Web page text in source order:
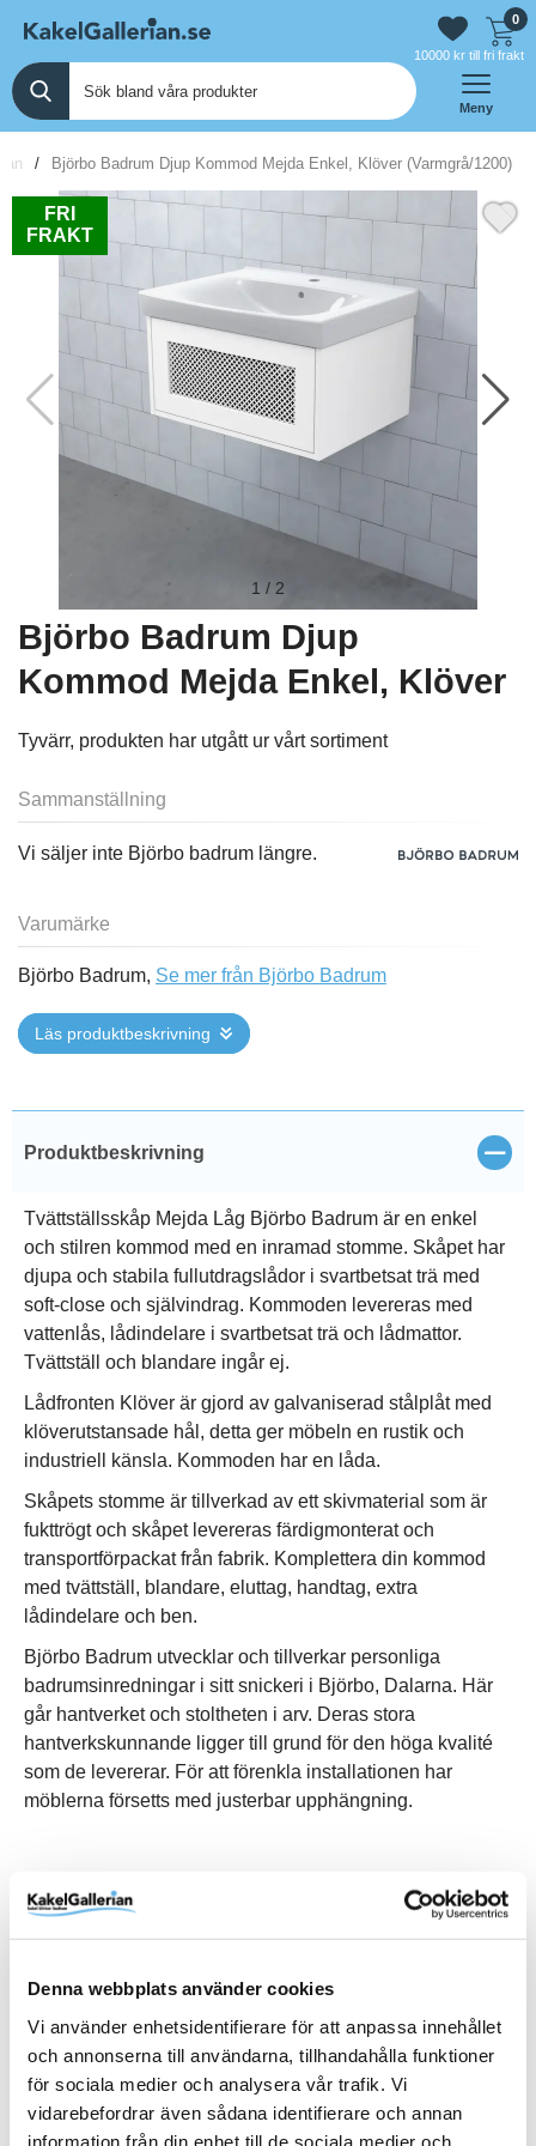
Denna webbplats använder cookies
Vi använder enhetsidentifierare för att anpassa innehållet
och annonserna till användarna, tillhandahålla funktioner
för sociala medier och analysera vår trafik. Vi
vidarebefordrar även sådana identifierare och annan
information från din enhet till de sociala medier och
0
10000 kr till fri frakt
Meny
Björbo Badrum Djup Kommod Mejda Enkel, Klöver (Varmgrå/1200)
FRI
FRAKT
1 / 2
Björbo Badrum Djup
Kommod Mejda Enkel, Klöver
Tyvärr, produkten har utgått ur vårt sortiment
Sammanställning
Vi säljer inte Björbo badrum längre.
Varumärke
Björbo Badrum, Se mer från Björbo Badrum
Läs produktbeskrivning
Produktbeskrivning Stäng
Tvättställsskåp Mejda Låg Björbo Badrum är en enkel
och stilren kommod med en inramad stomme. Skåpet har
djupa och stabila fullutdragslådor i svartbetsat trä med
soft-close och självindrag. Kommoden levereras med
vattenlås, lådindelare i svartbetsat trä och lådmattor.
Tvättställ och blandare ingår ej.
Lådfronten Klöver är gjord av galvaniserad stålplåt med
klöverutstansade hål, detta ger möbeln en rustik och
industriell känsla. Kommoden har en låda.
Skåpets stomme är tillverkad av ett skivmaterial som är
fukttrögt och skåpet levereras färdigmonterat och
transportförpackat från fabrik. Komplettera din kommod
med tvättställ, blandare, eluttag, handtag, extra
lådindelare och ben.
Björbo Badrum utvecklar och tillverkar personliga
badrumsinredningar i sitt snickeri i Björbo, Dalarna. Här
går hantverket och stoltheten i arv. Deras stora
hantverkskunnande ligger till grund för den höga kvalité
som de levererar. För att förenkla installationen har
möblerna försetts med justerbar upphängning.
Produktinformation
Relaterade kategorier
Bad & kök / Badrum /Badrumsmöbler